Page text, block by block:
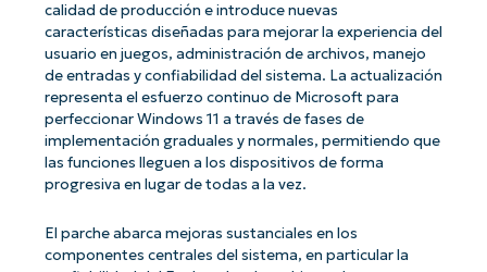
calidad de producción e introduce nuevas
características diseñadas para mejorar la experiencia del
usuario en juegos, administración de archivos, manejo
de entradas y confiabilidad del sistema. La actualización
representa el esfuerzo continuo de Microsoft para
perfeccionar Windows 11 a través de fases de
implementación graduales y normales, permitiendo que
las funciones lleguen a los dispositivos de forma
progresiva en lugar de todas a la vez.
El parche abarca mejoras sustanciales en los
componentes centrales del sistema, en particular la